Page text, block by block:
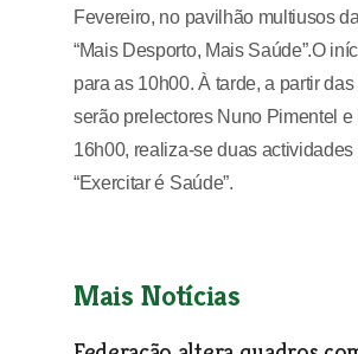
Fevereiro, no pavilhão multiusos
“Mais Desporto, Mais Saúde”.O
para as 10h00. À tarde, a partir
serão prelectores Nuno Pimentel
16h00, realiza-se duas
“Exercitar é Saúde”.
Mais Notícias